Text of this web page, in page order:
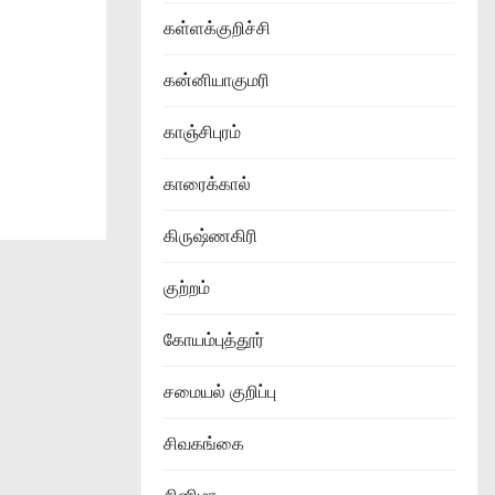
கள்ளக்குறிச்சி
கன்னியாகுமரி
காஞ்சிபுரம்
காரைக்கால்
கிருஷ்ணகிரி
குற்றம்
கோயம்புத்தூர்
சமையல் குறிப்பு
சிவகங்கை